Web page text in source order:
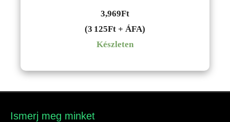
3,969Ft
(3 125Ft + ÁFA)
Készleten
Ismerj meg minket​